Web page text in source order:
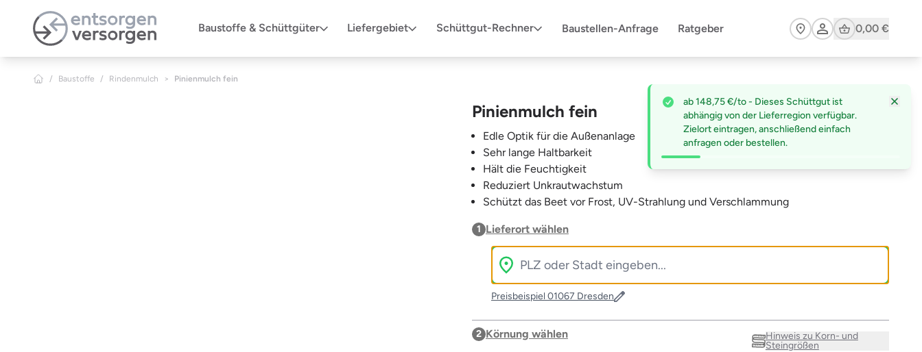
Baustoffe & Schüttgüter
Liefergebiet Schüttgut-Rechner Baustellen-Anfrage Ratgeber Cart0,00 €
ab 148,75 €/to - Dieses Schüttgut ist
abhängig von der Lieferregion verfügbar.
Zielort eintragen, anschließend einfach
anfragen oder bestellen.
/ Baustoffe / Rindenmulch > Pinienmulch fein
Pinienmulch fein
Edle Optik für die Außenanlage
Sehr lange Haltbarkeit
Hält die Feuchtigkeit
Reduziert Unkrautwachstum
Schützt das Beet vor Frost, UV-Strahlung und Verschlammung
1 Lieferort wählen
Preisbeispiel 01067 Dresden
2 Körnung wählen
Hinweis zu Korn- und
Steingrößen